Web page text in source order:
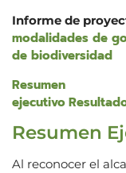
Informe de
modalidades de
de biodiversidad
Resumen
ejecutivo
Resumen
Al reconocer el